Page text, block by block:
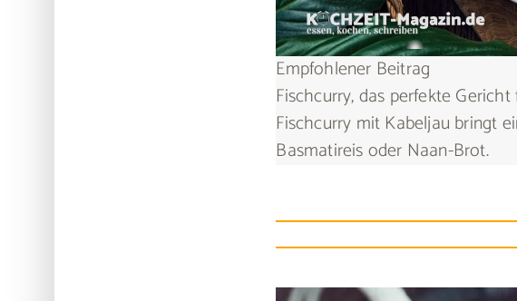
Empfohlener Beitrag
Fischcurry, das perfekte
Fischcurry mit Kabeljau bringt
Basmatireis oder Naan-Brot.